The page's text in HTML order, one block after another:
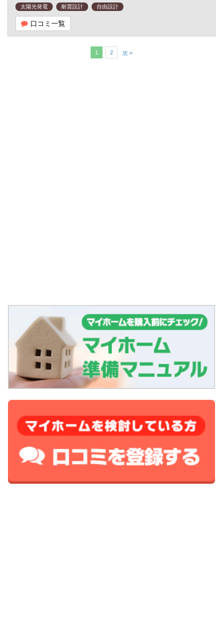
太陽光発電 耐震設計 自由設計
口コミ一覧
1 2 次 >